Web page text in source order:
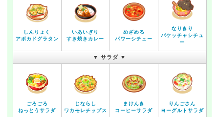
しんりょく
アボカドグラタン
いあいぎり
すき焼きカレー
めざめる
パワーシチュー
なりきり
バケッチャシチュ
ー
▼ サラダ ▼
ごろごろ
ねっとうサラダ
じならし
ワカモレチップス
まけんき
コーヒーサラダ
りんごさん
ヨーグルトサラダ